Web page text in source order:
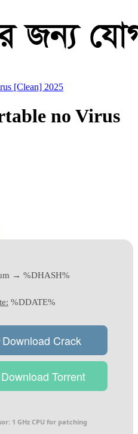
[Clean] 2025
no Virus
→ %DHASH%
%DDATE%
Download Crack
Download Torrent
1 GHz CPU for patching